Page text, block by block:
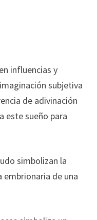
influencias y
subjetiva
de adivinación
este sueño para
simbolizan la
embrionaria de una